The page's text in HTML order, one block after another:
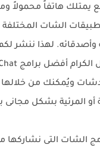
يمتلك هاتفاً محمولاً
الشات المختلفة
وأصدقائه. لهذا ننشر
ويُمكنك من
أو المرئية بشكل مجانى
الشات التى